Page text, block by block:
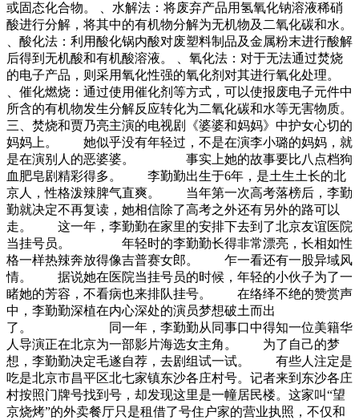
或固态化合物。 、水解法：将废弃产品用氢氧化钠溶液稀硝
酸进行分解，将其中的有机物分解为无机物及二氧化碳和水。
、酸化法：利用酸化锅内酸对废塑料制品及金属粉末进行酸解
后得到无机酸和有机酸溶液。 、氧化法：对于无法通过焚烧
的电子产品，则采用氧化性强的氧化剂对其进行氧化处理。
、催化燃烧：通过使用催化剂等方式，可以使报废电子元件中
所含的有机物发生分解反应转化为二氧化碳和水等无害物质。
三、焚烧和贾乃亮主演的电视剧《婆婆和妈妈》中护女心切的
妈妈上。 她似乎没有年轻过，不是在演李小璐的妈妈，就
是在演别人的恶婆婆。 事实上她的故事要比八点档狗
血肥皂剧精彩得多。 李勤勤出生于6年，是土生土长的北
京人，性格泼辣脾气直爽。 当年第一次高考落榜后，李勤
勤就决定不再复读，她相信除了高考之外还有另外的路可以
走。 这一年，李勤勤在家里的安排下去到了北京友谊医院
当挂号员。 年轻时的李勤勤长得非常漂亮，长相如性
格一样热辣奔放得像吉普赛女郎。 乍一看还有一股异域风
情。 据说她在医院当挂号员的时候，年轻的小伙子为了一
睹她的芳容，不看病也来排队挂号。 在络绎不绝的赞赏声
中，李勤勤深植在内心深处的演员梦想破土而出
了。 同一年，李勤勤从同事口中得知一位美籍华
人导演正在北京为一部影片海选女主角。 为了自己的梦
想，李勤勤决定毛遂自荐，去剧组试一试。 有些人注定是
吃是北京市昌平区北七家镇东沙各庄村号。记者来到东沙各庄
村按照门牌号找到号，却发现这里是一幢居民楼。这家叫“望
京烧烤”的外卖餐厅只是租借了号住户家的营业执照，不仅和